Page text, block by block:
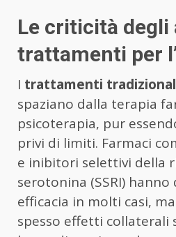
Le criticità degli
trattamenti per
I trattamenti
spaziano dalla terapia
psicoterapia, pur
privi di limiti. Farmaci
e inibitori selettivi della
serotonina (SSRI)
efficacia in molti casi,
spesso effetti collaterali